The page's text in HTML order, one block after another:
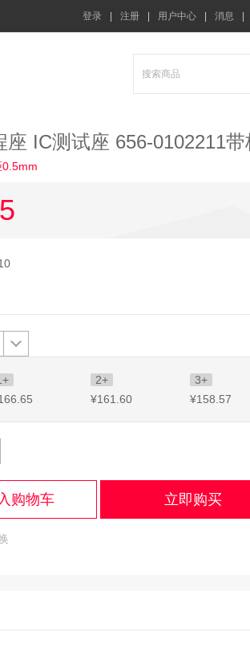
登录 注册 用户中心 消息
IC测试座 656-0102211带
0.5mm
2+ 3+
.65 ¥161 .60 ¥158 .57
购物车 立即购买